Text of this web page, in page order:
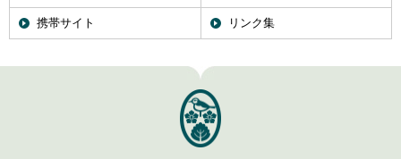
携帯サイト リンク集